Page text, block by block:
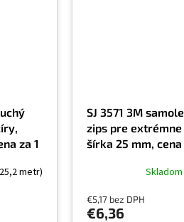
za 1
metr)
SJ 3571 3M
zips pre
šírka 25 mm, cena
Skladom
€5,17 bez DPH
€6,36